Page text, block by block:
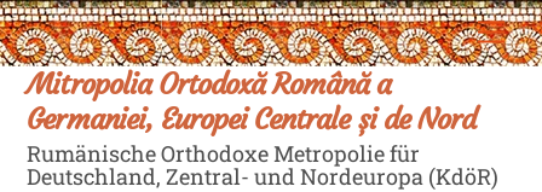
Skip
to
content
Mitropolia Ortodoxă Română a
Germaniei, Europei Centrale și de Nord
Rumänische Orthodoxe Metropolie für
Deutschland, Zentral- und Nordeuropa (KdöR)